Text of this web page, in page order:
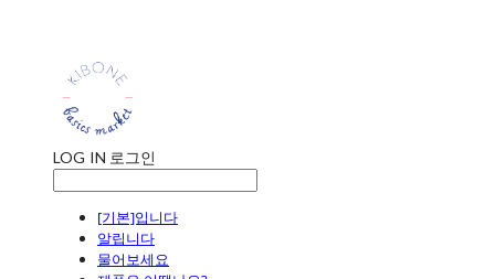
LOG IN 로그인
[기본]입니다
알립니다
물어보세요